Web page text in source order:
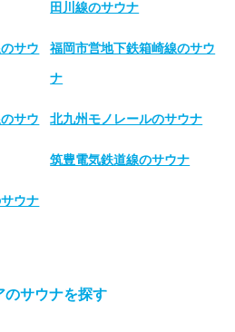
田川線のサウナ
サウ 福岡市営地下鉄箱崎線のサウ
ナ
サウ 北九州モノレールのサウナ
筑豊電気鉄道線のサウナ
ウナ
のサウナを探す